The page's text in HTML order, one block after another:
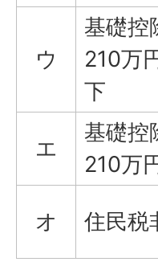
ウ
基礎控
210万
下
エ
基礎控
210万
オ 住民税